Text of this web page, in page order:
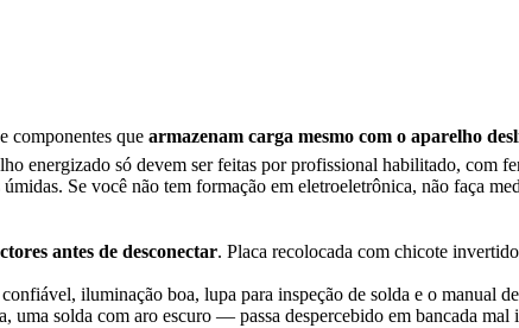
e componentes que armazenam carga mesmo com o aparelho
energizado só devem ser feitas por profissional habilitado, com
Se você não tem formação em eletroeletrônica, não faça
antes de desconectar. Placa recolocada com chicote
iluminação boa, lupa para inspeção de solda e o manual
solda com aro escuro — passa despercebido em bancada mal